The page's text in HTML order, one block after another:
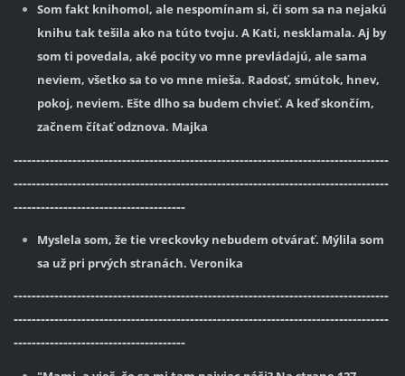
Som fakt knihomol, ale nespomínam si, či som sa na nejakú
knihu tak tešila ako na túto tvoju. A Kati, nesklamala. Aj by
som ti povedala, aké pocity vo mne prevládajú, ale sama
neviem, všetko sa to vo mne mieša. Radosť, smútok, hnev,
pokoj, neviem. Ešte dlho sa budem chvieť. A keď skončím,
začnem čítať odznova. Majka
-----------------------------------------------------------------------------------
-----------------------------------------------------------------------------------
--------------------------------------
Myslela som, že tie vreckovky nebudem otvárať. Mýlila som
sa už pri prvých stranách. Veronika
-----------------------------------------------------------------------------------
-----------------------------------------------------------------------------------
--------------------------------------